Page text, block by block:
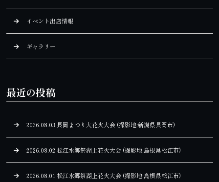
イベント出店情報
ギャラリー
最近の投稿
2026.08.03 長岡まつり大花火大会 (撮影地:新潟県長岡市)
2026.08.02 松江水郷祭湖上花火大会 (撮影地:島根県松江市)
2026.08.01 松江水郷祭湖上花火大会 (撮影地:島根県松江市)